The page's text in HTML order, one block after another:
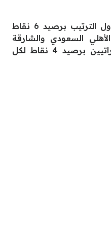
ويتصدر الهلال السعودي جدول الترتيب برصيد 6 نقاط
السعودي والشارقة
والوحدة وشباب الأهلي الإماراتيين برصيد 4 نقاط لكل